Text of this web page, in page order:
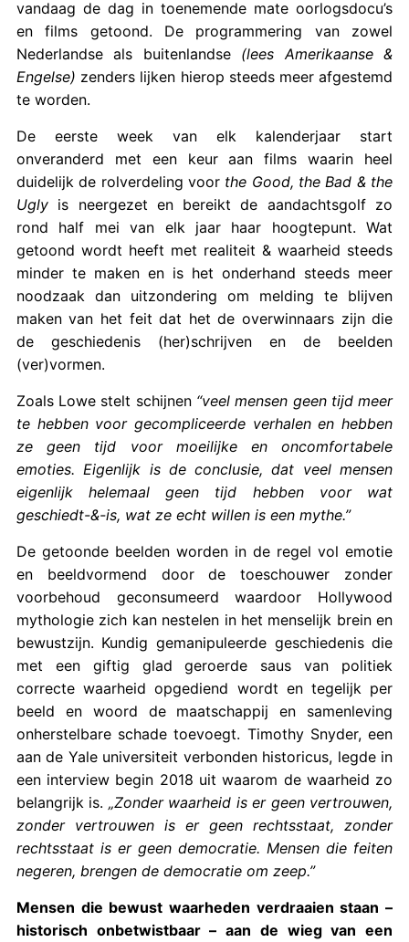
vandaag de dag in toenemende mate oorlogsdocu’s
en films getoond. De programmering van zowel
Nederlandse als buitenlandse (lees Amerikaanse &
Engelse) zenders lijken hierop steeds meer afgestemd
te worden.
De eerste week van elk kalenderjaar start
onveranderd met een keur aan films waarin heel
duidelijk de rolverdeling voor the Good, the Bad & the
Uglyis neergezet en bereikt de aandachtsgolf zo
rond half mei van elk jaar haar hoogtepunt. Wat
getoond wordt heeft met realiteit & waarheid steeds
minder te maken en is het onderhand steeds meer
noodzaak dan uitzondering om melding te blijven
maken van het feit dat het de overwinnaars zijn die
de geschiedenis (her)schrijven en de beelden
(ver)vormen.
Zoals Lowe stelt schijnen “veel mensen geen tijd meer
te hebben voor gecompliceerde verhalen en hebben
ze geen tijd voor moeilijke en oncomfortabele
emoties. Eigenlijk is de conclusie, dat veel mensen
eigenlijk helemaal geen tijd hebben voor wat
geschiedt-&-is, wat ze echt willen is een mythe.”
De getoonde beelden worden in de regel vol emotie
en beeldvormend door de toeschouwer zonder
voorbehoud geconsumeerd waardoor Hollywood
mythologie zich kan nestelen in het menselijk brein en
bewustzijn. Kundig gemanipuleerde geschiedenis die
met een giftig glad geroerde saus van politiek
correcte waarheid opgediend wordt en tegelijk per
beeld en woord de maatschappij en samenleving
onherstelbare schade toevoegt. Timothy Snyder, een
aan de Yale universiteit verbonden historicus, legde in
een interview begin 2018 uit waarom de waarheid zo
belangrijk is. „Zonder waarheid is er geen vertrouwen,
zonder vertrouwen is er geen rechtsstaat, zonder
rechtsstaat is er geen democratie. Mensen die feiten
negeren, brengen de democratie om zeep.”
Mensen die bewust waarheden verdraaien staan –
historisch onbetwistbaar – aan de wieg van een